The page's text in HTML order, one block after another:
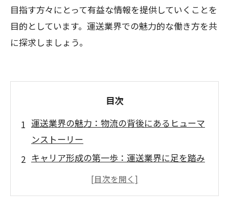
目指す方々にとって有益な情報を提供していくことを
目的としています。運送業界での魅力的な働き方を共
に探求しましょう。
目次
運送業界の魅力：物流の背後にあるヒューマ
ンストーリー
キャリア形成の第一歩：運送業界に足を踏み
実体験から学ぶ：運送業界でのスキルと経験